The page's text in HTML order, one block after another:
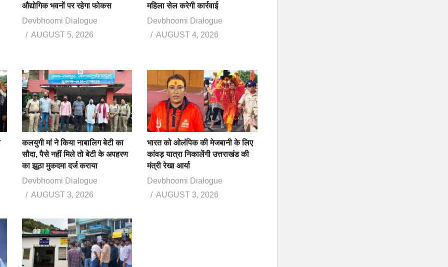
औद्योगिक भवनों पर रहेगा फोकस
Devbhoomi Dialogue
AUGUST 5, 2026
महिला सेल करेगी कार्रवाई
Devbhoomi Dialogue
AUGUST 4, 2026
कलयुगी मां ने किया नाबालिग बेटी का
सौदा, पैसे नहीं मिले तो बेटी के अपहरण
का झूठा मुकदमा दर्ज कराया
Devbhoomi Dialogue
AUGUST 3, 2026
भारत को ओलंपिक की मेजबानी के लिए
कांवड़ यात्रा निकालेंगी उत्तराखंड की
मंत्री रेखा आर्या
Devbhoomi Dialogue
AUGUST 3, 2026